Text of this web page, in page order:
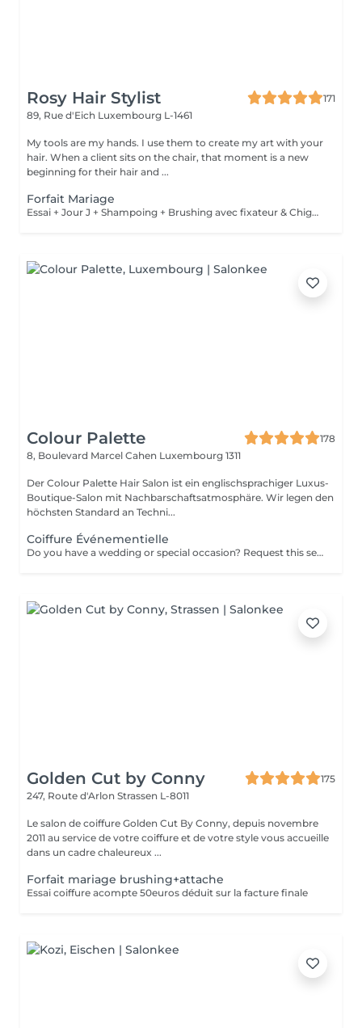
Rosy Hair Stylist
171
89, Rue d'Eich Luxembourg L-1461
My tools are my hands. I use them to create my art with your
hair. When a client sits on the chair, that moment is a new
beginning for their hair and ...
Forfait Mariage
Essai + Jour J + Shampoing + Brushing avec fixateur & Chignon
Colour Palette
178
8, Boulevard Marcel Cahen Luxembourg 1311
Der Colour Palette Hair Salon ist ein englischsprachiger Luxus-
Boutique-Salon mit Nachbarschaftsatmosphäre. Wir legen den
höchsten Standard an Techni...
Coiffure Événementielle
Do you have a wedding or special occasion? Request this service by email and include photos of your current hair and desired look
Golden Cut by Conny
175
247, Route d'Arlon Strassen L-8011
Le salon de coiffure Golden Cut By Conny, depuis novembre
2011 au service de votre coiffure et de votre style vous accueille
dans un cadre chaleureux ...
Forfait mariage brushing+attache
Essai coiffure acompte 50euros déduit sur la facture finale